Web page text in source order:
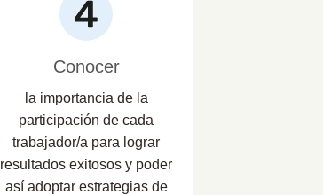
Conocer
la importancia de la
participación de cada
trabajador/a para lograr
resultados exitosos y poder
así adoptar estrategias de